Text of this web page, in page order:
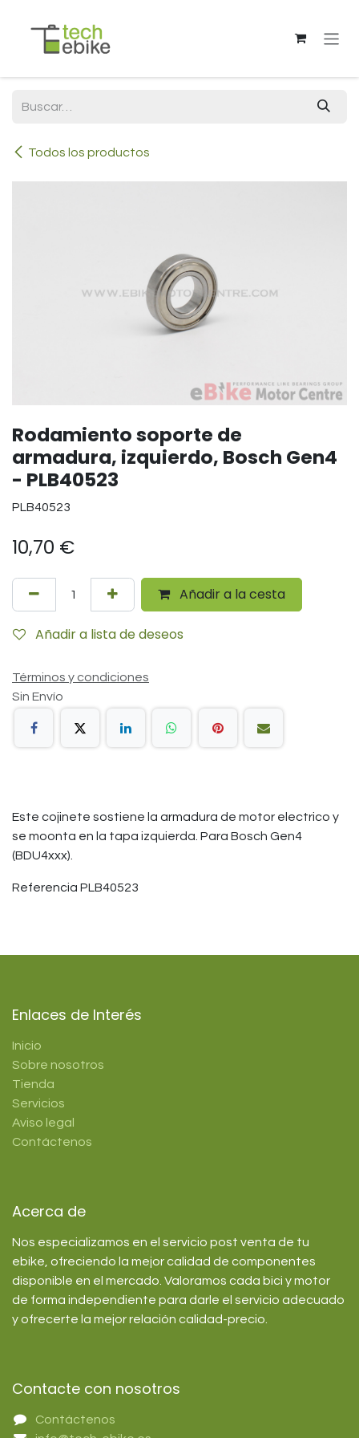
Todos los productos
Rodamiento soporte de
armadura, izquierdo, Bosch Gen4
- PLB40523
PLB40523
10,70 €
Añadir a la cesta
Añadir a lista de deseos
Términos y condiciones
Sin Envío
Este cojinete sostiene la armadura de motor electrico y
se moonta en la tapa izquierda. Para Bosch Gen4
(BDU4xxx).
Referencia PLB40523
Enlaces de Interés
Inicio
Sobre nosotros
Tienda
Servicios
Aviso legal
Contáctenos
Acerca de
Nos especializamos en el servicio post venta de tu
ebike, ofreciendo la mejor calidad de componentes
disponible en el mercado. Valoramos cada bici y motor
de forma independiente para darle el servicio adecuado
y ofrecerte la mejor relación calidad-precio.
Contacte con nosotros
Contáctenos